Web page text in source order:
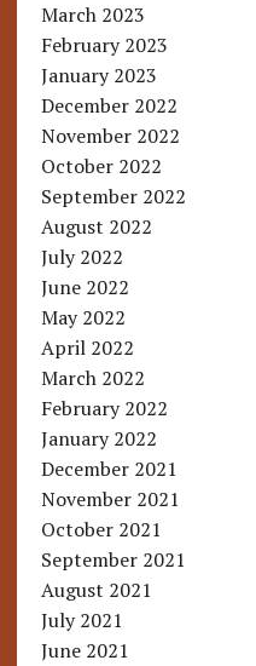
March 2023
February 2023
January 2023
December 2022
November 2022
October 2022
September 2022
August 2022
July 2022
June 2022
May 2022
April 2022
March 2022
February 2022
January 2022
December 2021
November 2021
October 2021
September 2021
August 2021
July 2021
June 2021